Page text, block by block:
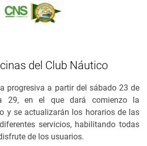
del Club Náutico
progresiva a partir del sábado 23 de
29, en el que dará comienzo la
y se actualizarán los horarios de las
servicios, habilitando todas
de los usuarios.